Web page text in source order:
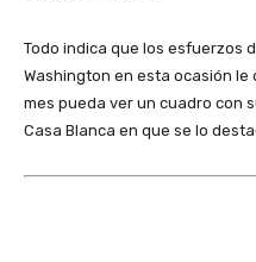
Todo indica que los esfuerzos
Washington en esta ocasión
mes pueda ver un cuadro con
Casa Blanca en que se lo